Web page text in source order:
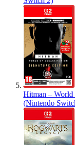
Hitman – World
(Nintendo